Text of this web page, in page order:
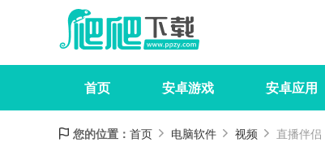
首页 安卓游戏 安卓应用
您的位置： 首页 电脑软件 视频 直播伴侣